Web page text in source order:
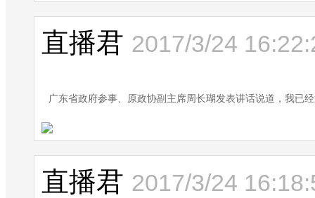
直播君 2017/3/24
广东省政府参事、原政协副主席周长瑚发表讲话说道，我已
直播君 2017/3/24